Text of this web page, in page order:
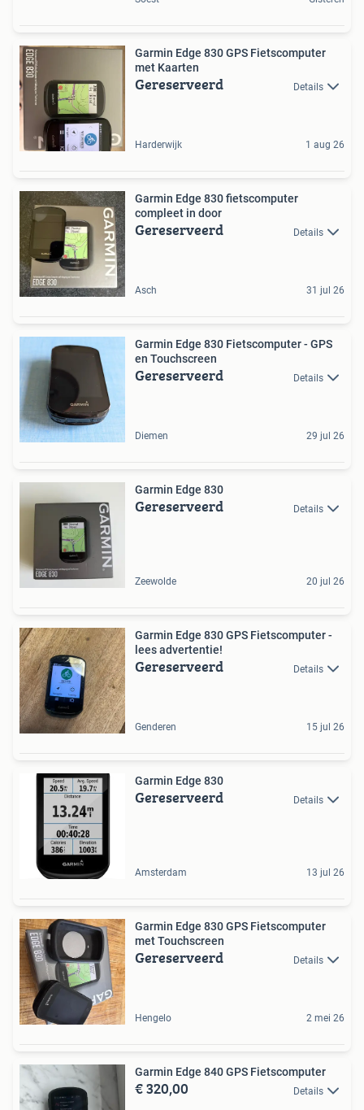
Garmin Edge 830 GPS Fietscomputer
met Kaarten
Gereserveerd Details
Harderwijk 1 aug 26
Garmin Edge 830 fietscomputer
compleet in door
Gereserveerd Details
Asch 31 jul 26
Garmin Edge 830 Fietscomputer - GPS
en Touchscreen
Gereserveerd Details
Diemen 29 jul 26
Garmin Edge 830
Gereserveerd Details
Zeewolde 20 jul 26
Garmin Edge 830 GPS Fietscomputer -
lees advertentie!
Gereserveerd Details
Genderen 15 jul 26
Garmin Edge 830
Gereserveerd Details
Amsterdam 13 jul 26
Garmin Edge 830 GPS Fietscomputer
met Touchscreen
Gereserveerd Details
Hengelo 2 mei 26
Garmin Edge 840 GPS Fietscomputer
€ 320,00 Details